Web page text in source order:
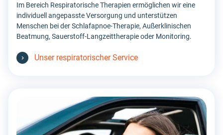
Im Bereich Respiratorische Therapien ermöglichen wir eine
individuell angepasste Versorgung und unterstützen
Menschen bei der Schlafapnoe-Therapie, Außerklinischen
Beatmung, Sauerstoff-Langzeittherapie oder Monitoring.
Unser respiratorischer Service